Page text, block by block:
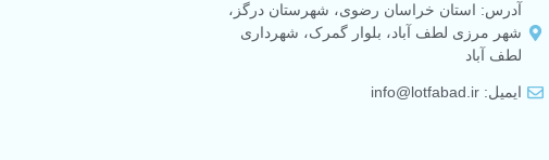
آدرس: استان خراسان رضوی، شهرستان درگز،
شهر مرزی لطف آباد، بلوار گمرک، شهرداری
لطف آباد
ایمیل: info@lotfabad.ir